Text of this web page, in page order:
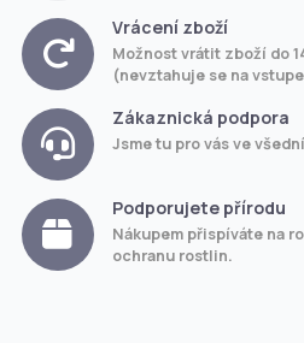
Vrácení zboží
Možnost vrátit zboží do
(nevztahuje se na
Zákaznická podpora
Jsme tu pro vás ve
Podporujete přírodu
Nákupem přispíváte na
ochranu rostlin.